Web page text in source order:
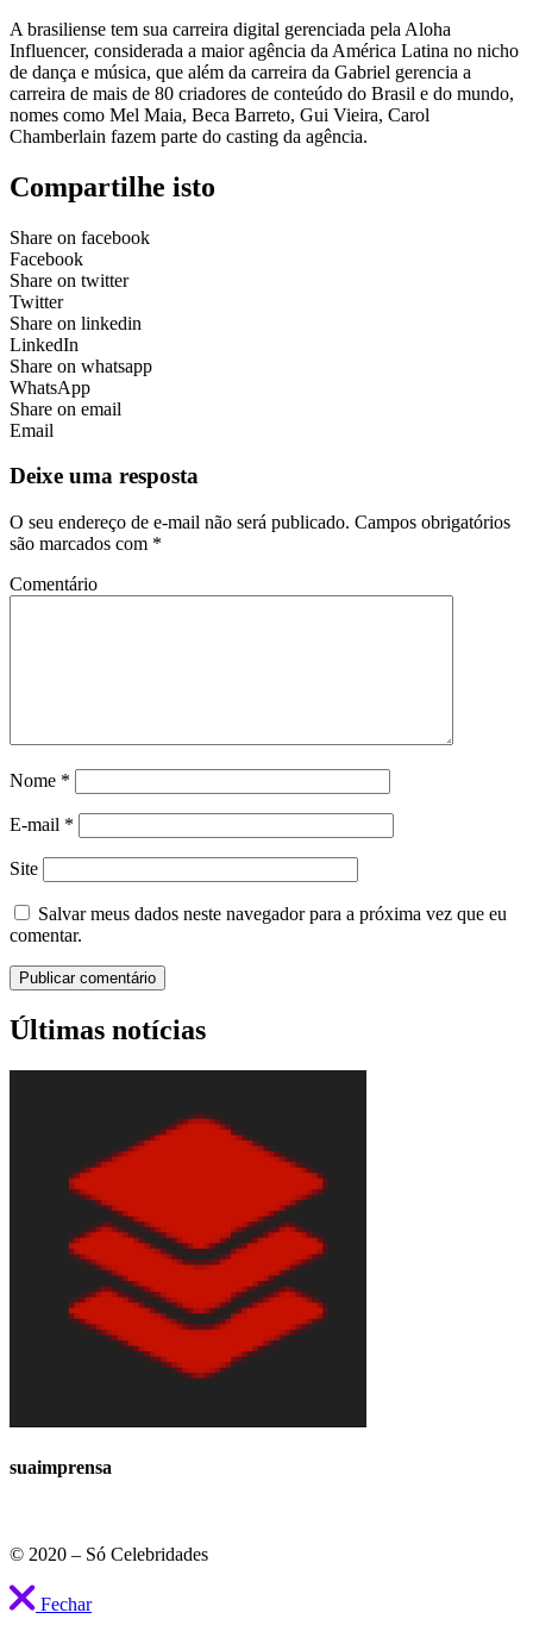
A brasiliense tem sua carreira digital gerenciada pela Aloha
Influencer, considerada a maior agência da América Latina no nicho
de dança e música, que além da carreira da Gabriel gerencia a
carreira de mais de 80 criadores de conteúdo do Brasil e do mundo,
nomes como Mel Maia, Beca Barreto, Gui Vieira, Carol
Chamberlain fazem parte do casting da agência.
Compartilhe isto
Share on facebook
Facebook
Share on twitter
Twitter
Share on linkedin
LinkedIn
Share on whatsapp
WhatsApp
Share on email
Email
Deixe uma resposta
O seu endereço de e-mail não será publicado. Campos obrigatórios
são marcados com *
Comentário
Nome *
E-mail *
Site
Salvar meus dados neste navegador para a próxima vez que eu
comentar.
Últimas notícias
suaimprensa
© 2020 – Só Celebridades
Fechar